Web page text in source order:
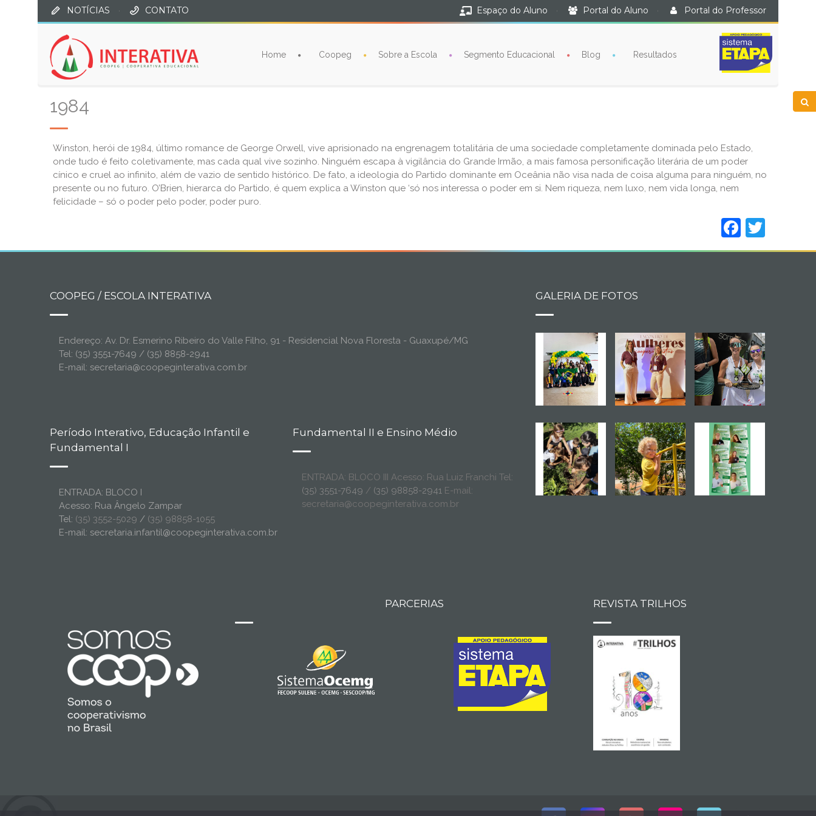
NOTÍCIAS · CONTATO Espaço do Aluno · Portal do Aluno · Portal do Professor
Home Coopeg Sobre a Escola Segmento Educacional Blog Resultados
1984
Winston, herói de 1984, último romance de George Orwell, vive aprisionado na engrenagem totalitária de uma sociedade completamente dominada pelo Estado,
onde tudo é feito coletivamente, mas cada qual vive sozinho. Ninguém escapa à vigilância do Grande Irmão, a mais famosa personificação literária de um poder
cínico e cruel ao infinito, além de vazio de sentido histórico. De fato, a ideologia do Partido dominante em Oceânia não visa nada de coisa alguma para ninguém, no
presente ou no futuro. O’Brien, hierarca do Partido, é quem explica a Winston que ‘só nos interessa o poder em si. Nem riqueza, nem luxo, nem vida longa, nem
felicidade – só o poder pelo poder, poder puro.
COOPEG / ESCOLA INTERATIVA
Endereço: Av. Dr. Esmerino Ribeiro do Valle Filho, 91 - Residencial Nova Floresta - Guaxupé/MG
Tel: (35) 3551-7649 / (35) 8858-2941
E-mail: secretaria@coopeginterativa.com.br
Período Interativo, Educação Infantil e
Fundamental I
ENTRADA: BLOCO I
Acesso: Rua Ângelo Zampar
Tel: (35) 3552-5029 / (35) 98858-1055
E-mail: secretaria.infantil@coopeginterativa.com.br
Fundamental II e Ensino Médio
ENTRADA: BLOCO III Acesso: Rua Luiz Franchi Tel:
(35) 3551-7649 / (35) 98858-2941E-mail:
secretaria@coopeginterativa.com.br
GALERIA DE FOTOS
PARCERIAS REVISTA TRILHOS